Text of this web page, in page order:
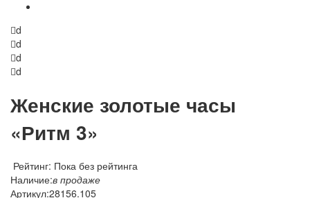
d
d
d
d
Женские золотые часы
«Ритм 3»
Рейтинг: Пока без рейтинга
Наличие:в продаже
Артикул:28156.105